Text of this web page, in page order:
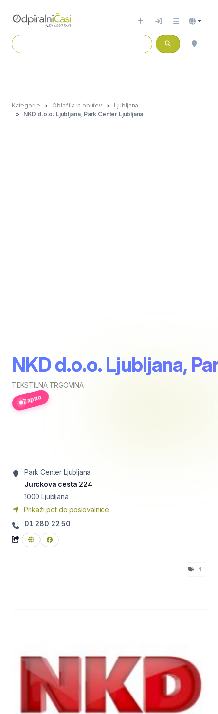
Kategorije Oblačila in obutev
Ljubljana
NKD d.o.o. Ljubljana, Park Center Ljubljana
NKD d.o.o. Ljubljana,
TEKSTILNA TRGOVINA
Zaprto
Park Center Ljubljana
Jurčkova cesta 224
1000 Ljubljana
Prikaži pot do poslovalnice
01 280 22 50
1